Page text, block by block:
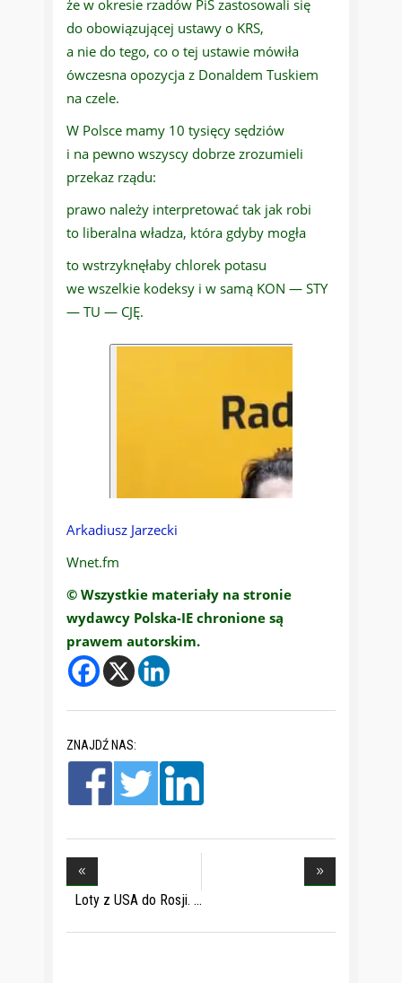
że w okresie rzadów PiS zastosowali się
do obowiązującej ustawy o KRS,
a nie do tego, co o tej ustawie mówiła
ówczesna opozycja z Donaldem Tuskiem
na czele.
W Polsce mamy 10 tysięcy sędziów
i na pewno wszyscy dobrze zrozumieli
przekaz rządu:
prawo należy interpretować tak jak robi
to liberalna władza, która gdyby mogła
to wstrzyknęłaby chlorek potasu
we wszelkie kodeksy i w samą KON — STY
— TU — CJĘ.
Arkadiusz Jarzecki
Wnet.fm
© Wszystkie materiały na stronie
wydawcy Polska-IE chronione są
prawem autorskim.
ZNAJDŹ NAS:
Loty z USA do Rosji.